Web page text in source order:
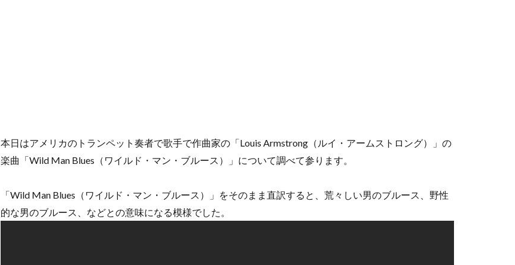
本日はアメリカのトランペット奏者で歌手で作曲家の「Louis Armstrong（ルイ・アームストロング）」の
楽曲「Wild Man Blues（ワイルド・マン・ブルース）」について調べて参ります。
「Wild Man Blues（ワイルド・マン・ブルース）」をそのまま直訳すると、荒々しい男のブルース、野性
的な男のブルース、などとの意味になる模様でした。